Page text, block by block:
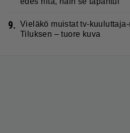
9. Vieläkö muistat tv-
Tiluksen – tuore kuva